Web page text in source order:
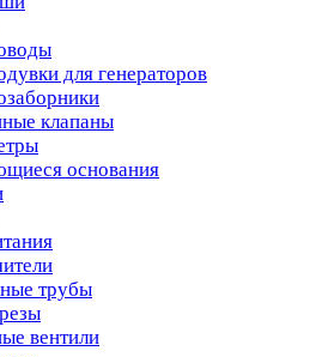
для генераторов
клапаны
основания
трубы
вентили